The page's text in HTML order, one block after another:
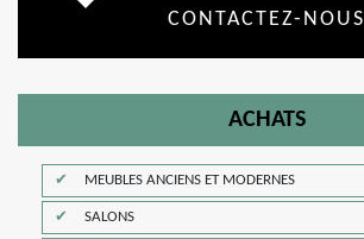
CONTACTEZ-NOUS
ACHATS
MEUBLES ANCIENS ET MODERNES
SALONS